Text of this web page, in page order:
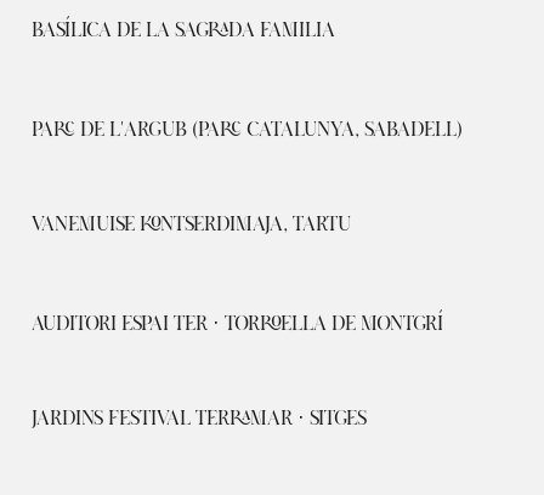
BASÍLICA DE LA SAGRADA FAMILIA
PARC DE L'ARGUB (PARC CATALUNYA, SABADELL)
VANEMUISE KONTSERDIMAJA, TARTU
AUDITORI ESPAI TER · TORROELLA DE MONTGRÍ
JARDINS FESTIVAL TERRAMAR · SITGES